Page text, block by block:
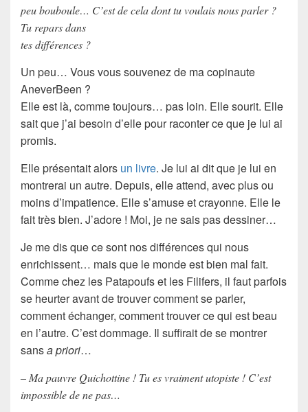
peu bouboule… C’est de cela dont tu voulais nous parler ?
Tu repars dans
tes différences ?
Un peu… Vous vous souvenez de ma copinaute
AneverBeen ?
Elle est là, comme toujours… pas loin. Elle sourit. Elle
sait que j’ai besoin d’elle pour raconter ce que je lui ai
promis.
Elle présentait alors un livre. Je lui ai dit que je lui en
montrerai un autre. Depuis, elle attend, avec plus ou
moins d’impatience. Elle s’amuse et crayonne. Elle le
fait très bien. J’adore ! Moi, je ne sais pas dessiner…
Je me dis que ce sont nos différences qui nous
enrichissent… mais que le monde est bien mal fait.
Comme chez les Patapoufs et les Filifers, il faut parfois
se heurter avant de trouver comment se parler,
comment échanger, comment trouver ce qui est beau
en l’autre. C’est dommage. Il suffirait de se montrer
sansa priori…
– Ma pauvre Quichottine ! Tu es vraiment utopiste ! C’est
impossible de ne pas…